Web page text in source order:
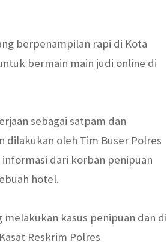
berpenampilan rapi di Kota
bermain main judi online di
sebagai satpam dan
dilakukan oleh Tim Buser Polres
dari korban penipuan
hotel.
melakukan kasus penipuan dan di
Reskrim Polres